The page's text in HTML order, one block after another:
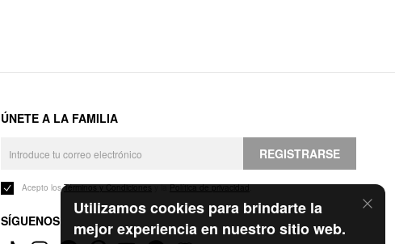
Utilizamos cookies para brindarte la
mejor experiencia en nuestro sitio web.
ÚNETE A LA FAMILIA
REGISTRARSE
Acepto losTérminos y Condicionesy laPolítica de privacidad.
SÍGUENOS